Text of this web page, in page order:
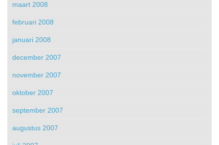
maart 2008
februari 2008
januari 2008
december 2007
november 2007
oktober 2007
september 2007
augustus 2007